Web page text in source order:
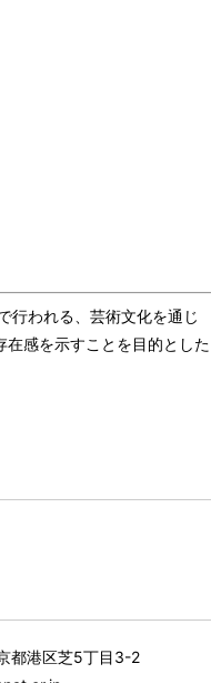
行われる、芸術文化を通じ
在感を示すことを目的とした
都港区芝5丁目3-2